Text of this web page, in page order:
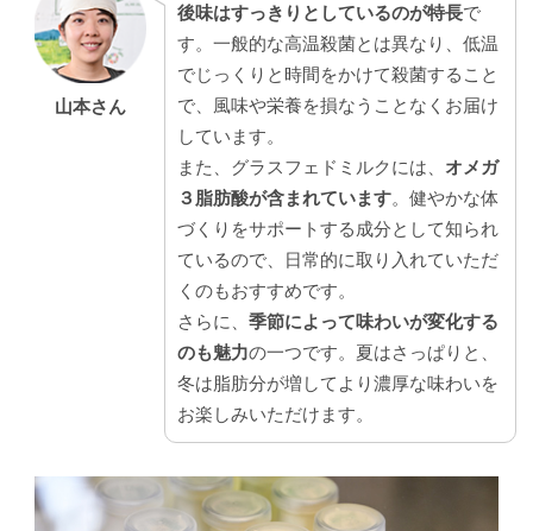
山本さん
後味はすっきりとしているのが特長で
す。一般的な高温殺菌とは異なり、低温
でじっくりと時間をかけて殺菌すること
で、風味や栄養を損なうことなくお届け
しています。
また、グラスフェドミルクには、 オメガ
３脂肪酸が含まれています。健やかな体
づくりをサポートする成分として知られ
ているので、日常的に取り入れていただ
くのもおすすめです。
さらに、 季節によって味わいが変化する
のも魅力の一つです。夏はさっぱりと、
冬は脂肪分が増してより濃厚な味わいを
お楽しみいただけます。